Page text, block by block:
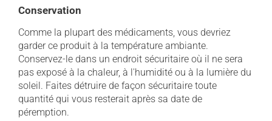
Conservation
Comme la plupart des médicaments, vous devriez
garder ce produit à la température ambiante.
Conservez-le dans un endroit sécuritaire où il ne sera
pas exposé à la chaleur, à l'humidité ou à la lumière du
soleil. Faites détruire de façon sécuritaire toute
quantité qui vous resterait après sa date de
péremption.